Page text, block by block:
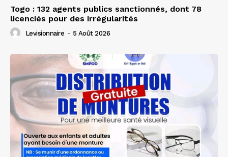
Togo : 132 agents publics sanctionnés, dont 78
licenciés pour des irrégularités
Levisionnaire - 5 Août 2026